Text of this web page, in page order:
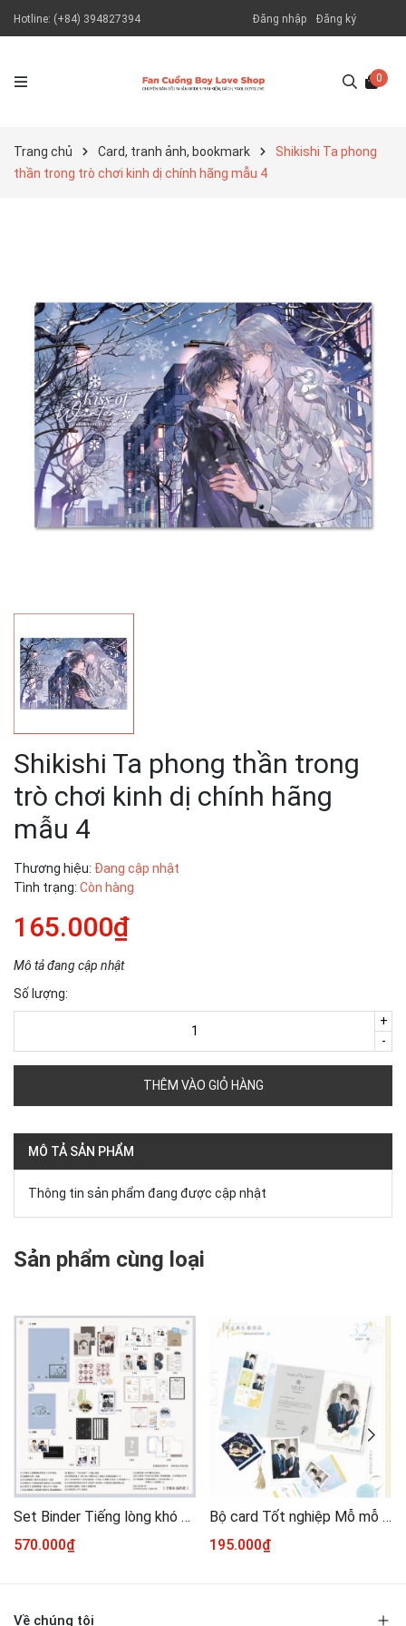
Hotline: (+84) 394827394 Đăng nhập Đăng ký
0
Trang chủ Card, tranh ảnh, bookmark
Shikishi Ta phong
thần trong trò chơi kinh dị chính hãng mẫu 4
Shikishi Ta phong thần trong
trò chơi kinh dị chính hãng
mẫu 4
Thương hiệu: Đang cập nhật
Tình trạng: Còn hàng
165.000₫
Mô tả đang cập nhật
Số lượng:
-
+
THÊM VÀO GIỎ HÀNG
MÔ TẢ SẢN PHẨM
Thông tin sản phẩm đang được cập nhật
Sản phẩm cùng loại
Set Binder Tiếng lòng khó giấu chính hãng
570.000₫
Bộ card Tốt nghiệp Mỗ mỗ chính hãng
195.000₫
Về chúng tôi